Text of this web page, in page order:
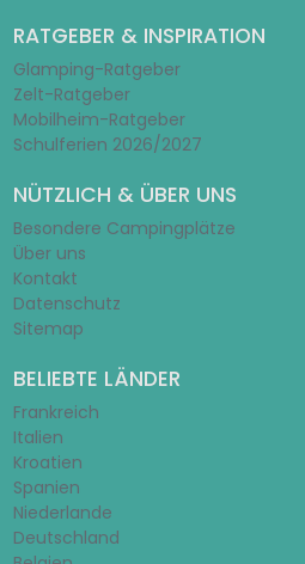
RATGEBER & INSPIRATION
Glamping-Ratgeber
Zelt-Ratgeber
Mobilheim-Ratgeber
Schulferien 2026/2027
NÜTZLICH & ÜBER UNS
Besondere Campingplätze
Über uns
Kontakt
Datenschutz
Sitemap
BELIEBTE LÄNDER
Frankreich
Italien
Kroatien
Spanien
Niederlande
Deutschland